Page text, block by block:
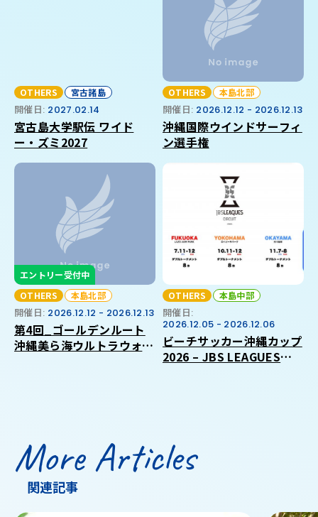
OTHERS 宮古諸島
開催日: 2027.02.14
宮古島大学駅伝 ワイド
ー・ズミ2027
OTHERS 本島北部
開催日: 2026.12.12 - 2026.12.13
沖縄国際ウインドサーフィ
ン選手権
エントリー受付中
OTHERS
本島北部
開催日: 2026.12.12 - 2026.12.13
第4回_ゴールデンルート
沖縄美ら海ウルトラウォー
OTHERS 本島中部
開催日:
2026.12.05 - 2026.12.06
ビーチサッカー沖縄カップ
2026 – JBS LEAGUES
More Articles
関連記事